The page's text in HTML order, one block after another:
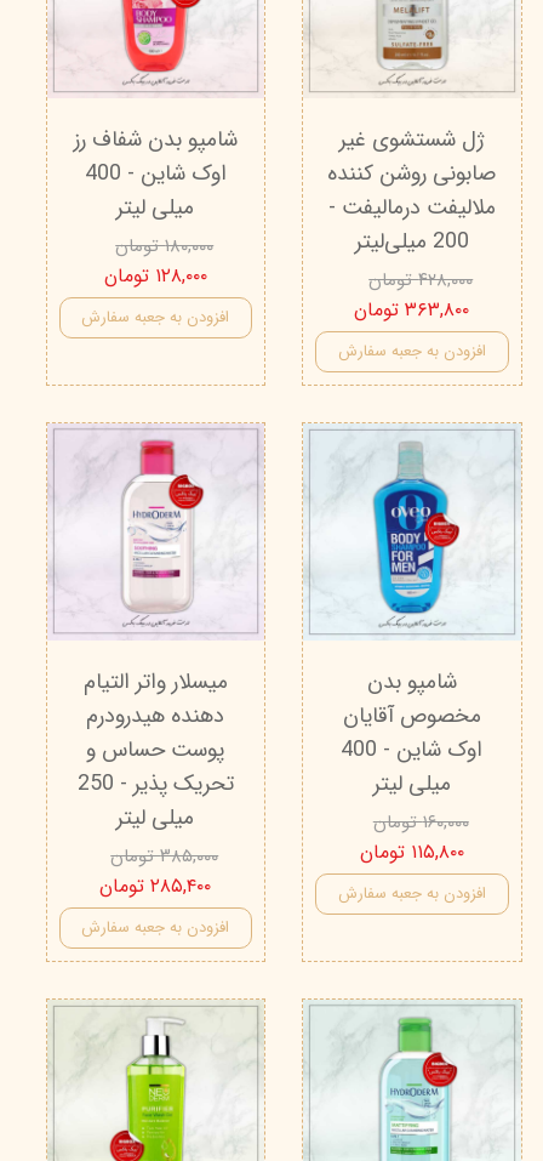
ژل شستشوی غیر
صابونی روشن کننده
ملالیفت درمالیفت -
200 میلی‌لیتر
۴۲۸,۰۰۰ تومان
۳۶۳,۸۰۰ تومان
افزودن به جعبه سفارش
شامپو بدن شفاف رز
اوک شاین - 400
میلی لیتر
۱۸۰,۰۰۰ تومان
۱۲۸,۰۰۰ تومان
افزودن به جعبه سفارش
شامپو بدن
مخصوص آقایان
اوک شاین - 400
میلی لیتر
۱۶۰,۰۰۰ تومان
۱۱۵,۸۰۰ تومان
افزودن به جعبه سفارش
میسلار واتر التیام
دهنده هیدرودرم
پوست حساس و
تحریک پذیر - 250
میلی لیتر
۳۸۵,۰۰۰ تومان
۲۸۵,۴۰۰ تومان
افزودن به جعبه سفارش